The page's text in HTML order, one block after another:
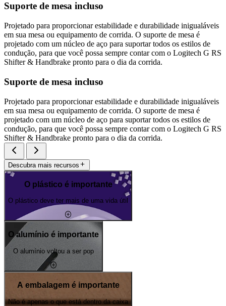
Suporte de mesa incluso
Projetado para proporcionar estabilidade e durabilidade inigualáveis
em sua mesa ou equipamento de corrida. O suporte de mesa é
projetado com um núcleo de aço para suportar todos os estilos de
condução, para que você possa sempre contar com o Logitech G RS
Shifter & Handbrake pronto para o dia da corrida.
Suporte de mesa incluso
Projetado para proporcionar estabilidade e durabilidade inigualáveis
em sua mesa ou equipamento de corrida. O suporte de mesa é
projetado com um núcleo de aço para suportar todos os estilos de
condução, para que você possa sempre contar com o Logitech G RS
Shifter & Handbrake pronto para o dia da corrida.
Descubra mais recursos
O plástico é importante
O plástico deve ter mais de uma vida útil
O alumínio é importante
O alumínio voltou a ser pop
A embalagem é importante
Não é apenas o que está dentro da caixa